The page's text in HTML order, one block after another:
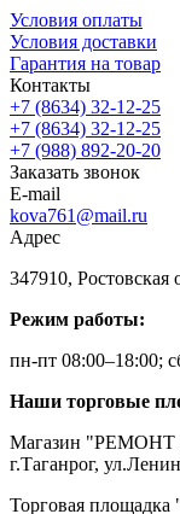
Условия оплаты
Условия доставки
Гарантия на товар
Контакты
+7 (8634) 32-12-25
+7 (8634) 32-12-25
+7 (988) 892-20-20
Заказать звонок
E-mail
kova761@mail.ru
Адрес
347910, Ростовская
Режим работы:
пн-пт 08:00–18:00;
Наши торговые
Магазин "РЕМОНТ
г.Таганрог,
Торговая площадка